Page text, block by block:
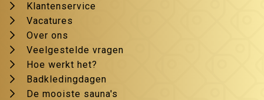
Klantenservice
Vacatures
Over ons
Veelgestelde vragen
Hoe werkt het?
Badkledingdagen
De mooiste sauna's